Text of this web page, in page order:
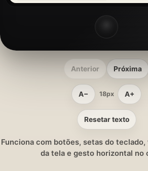
Anterior Próxima
A− 18px A+
Resetar texto
Funciona com botões, setas do
da tela e gesto horizontal no